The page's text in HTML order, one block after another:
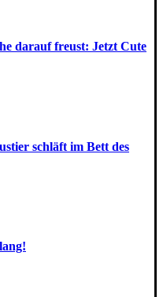
darauf freust: Jetzt Cute
schläft im Bett des